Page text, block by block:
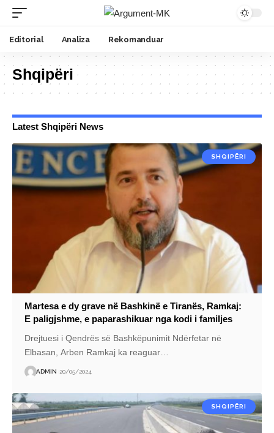
Editorial Analiza Rekomanduar
Shqipëri
Latest Shqipëri News
SHQIPËRI
Martesa e dy grave në Bashkinë e Tiranës, Ramkaj:
E paligjshme, e paparashikuar nga kodi i familjes
Drejtuesi i Qendrës së Bashkëpunimit Ndërfetar në
Elbasan, Arben Ramkaj ka reaguar
ADMIN 20/05/2024
SHQIPËRI